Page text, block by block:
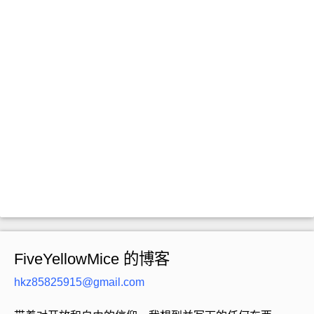
FiveYellowMice 的博客
hkz85825915@gmail.com